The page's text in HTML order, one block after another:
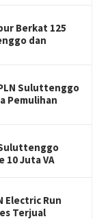
Berkat 125
dan
Suluttenggo
Pemulihan
10 Juta VA
Electric Run
Terjual